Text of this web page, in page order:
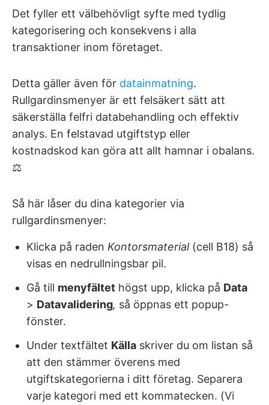
Det fyller ett välbehövligt syfte med tydlig
kategorisering och konsekvens i alla
transaktioner inom företaget.
Detta gäller även för datainmatning.
Rullgardinsmenyer är ett felsäkert sätt att
säkerställa felfri databehandling och effektiv
analys. En felstavad utgiftstyp eller
kostnadskod kan göra att allt hamnar i obalans.
⚖️
Så här låser du dina kategorier via
rullgardinsmenyer:
Klicka på raden Kontorsmaterial(cell B18) så
visas en nedrullningsbar pil.
Gå till menyfältet högst upp, klicka på Data
> Datavalidering, så öppnas ett popup-
fönster.
Under textfältet Källa skriver du om listan så
att den stämmer överens med
utgiftskategorierna i ditt företag. Separera
varje kategori med ett kommatecken. (Vi